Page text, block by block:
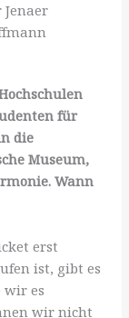
für
die
Museum,
Wann
erst
ist, gibt es
wir es
wir nicht